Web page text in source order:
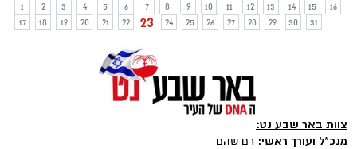
1 2 3 4 5 6 7 8 9 10 11 12 13 14 15
16
17
18 19 20 21 22 23 24 25 26 27 28 29 30 31
צוות באר שבע נט:
מנכ"ל ועורך ראשי: רם שהם